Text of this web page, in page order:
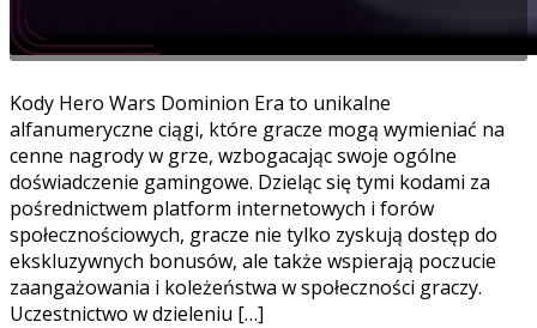
Kody Hero Wars Dominion Era to unikalne
alfanumeryczne ciągi, które gracze mogą wymieniać na
cenne nagrody w grze, wzbogacając swoje ogólne
doświadczenie gamingowe. Dzieląc się tymi kodami za
pośrednictwem platform internetowych i forów
społecznościowych, gracze nie tylko zyskują dostęp do
ekskluzywnych bonusów, ale także wspierają poczucie
zaangażowania i koleżeństwa w społeczności graczy.
Uczestnictwo w dzieleniu […]